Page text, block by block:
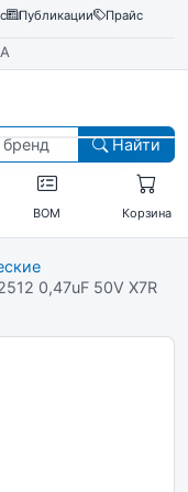
Публикации
Прайс
Найти
BOM Корзина
0,47uF 50V X7R